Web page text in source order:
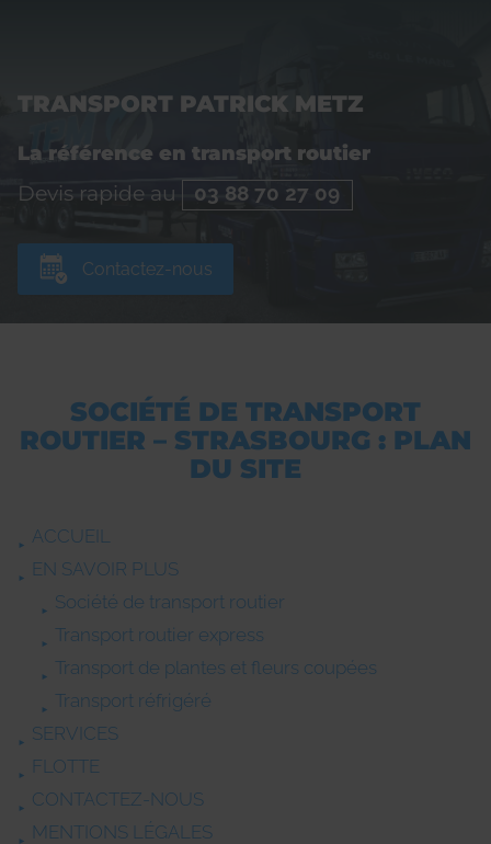
TRANSPORT PATRICK METZ
La référence en transport routier
Devis rapide au 03 88 70 27 09
Contactez-nous
SOCIÉTÉ DE TRANSPORT
ROUTIER – STRASBOURG : PLAN
DU SITE
ACCUEIL
EN SAVOIR PLUS
Société de transport routier
Transport routier express
Transport de plantes et fleurs coupées
Transport réfrigéré
SERVICES
FLOTTE
CONTACTEZ-NOUS
MENTIONS LÉGALES